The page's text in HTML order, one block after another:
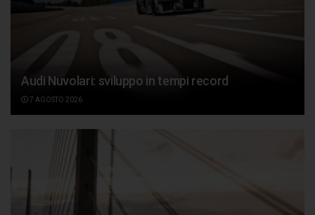
Audi Nuvolari: sviluppo in tempi record
7 AGOSTO 2026